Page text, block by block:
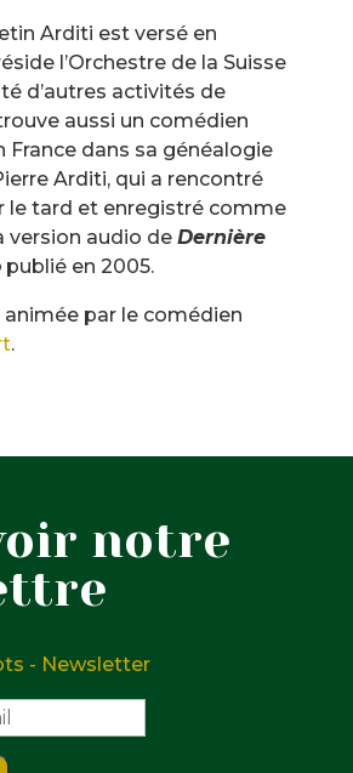
Arditi est versé en
l’Orchestre de la Suisse
d’autres activités de
aussi un comédien
France dans sa généalogie
Arditi, qui a rencontré
le tard et enregistré comme
version audio de Dernière
publié en 2005.
animée par le comédien
.
notre
- Newsletter